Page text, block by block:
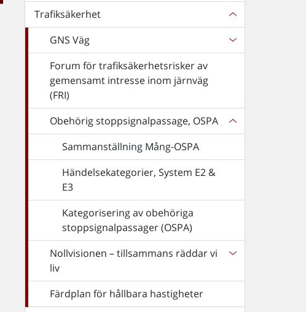
Trafiksäkerhet
GNS Väg
Forum för trafiksäkerhetsrisker av
gemensamt intresse inom järnväg
(FRI)
Obehörig stoppsignalpassage, OSPA
Sammanställning Mång-OSPA
Händelsekategorier, System E2 &
E3
Kategorisering av obehöriga
stoppsignalpassager (OSPA)
Nollvisionen – tillsammans räddar vi
liv
Färdplan för hållbara hastigheter